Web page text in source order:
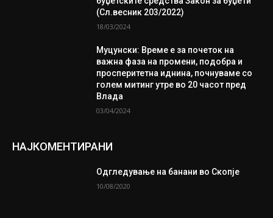
(Сл.весник 203/2022)
18/03/2024
Муцунски: Време е за почеток на
важна фаза на промени, подобра и
просперитетна иднина, почнуваме со
голем митинг утре во 20 часот пред
Влада
03/04/2024
НАЈКОМЕНТИРАНИ
Одгледување на банани во Скопје
10/08/2020